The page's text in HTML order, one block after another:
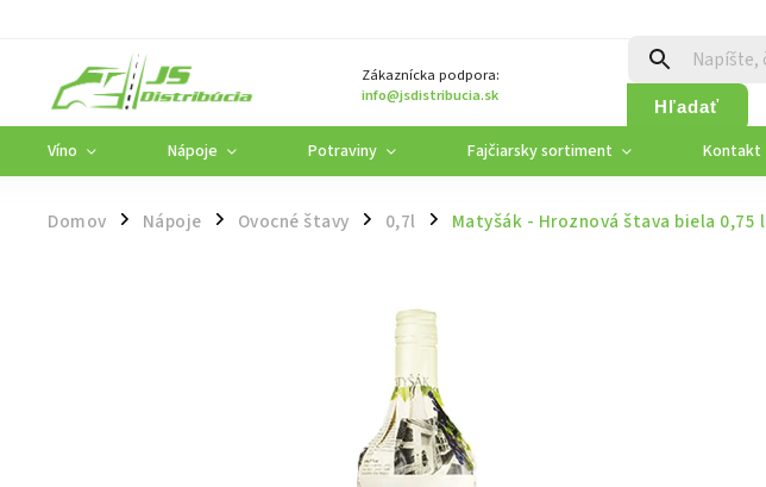
Zákaznícka podpora:
info@jsdistribucia.sk
Hľadať
Víno Nápoje Potraviny Fajčiarsky sortiment Kontakt
Domov / Nápoje / Ovocné štavy / 0,7l / Matyšák - Hroznová štava biela 0,75 l